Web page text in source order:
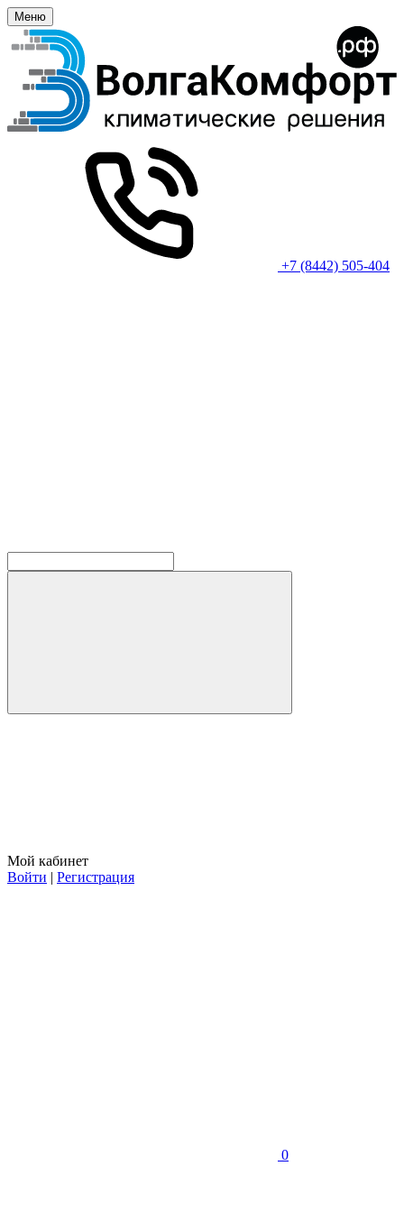
Меню
+7 (8442) 505-404
Мой кабинет
Войти | Регистрация
0